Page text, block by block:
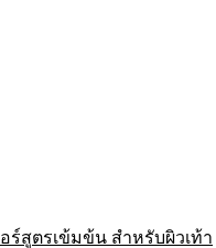
ร์สูตรเข้มข้น สำหรับผิวเท้า